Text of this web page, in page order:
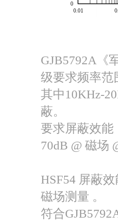
GJB5792A《
级要求频率范
其中10KHz-
蔽。
要求屏蔽效能
70dB @ 磁场
HSF54 屏蔽
磁场测量 。
符合